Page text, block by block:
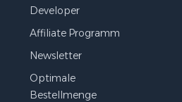
Developer
Affiliate Programm
Newsletter
Optimale
Bestellmenge